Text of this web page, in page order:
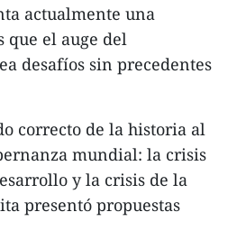
actualmente una
el auge del
desafíos sin precedentes
correcto de la historia al
mundial: la crisis
y la crisis de la
presentó propuestas